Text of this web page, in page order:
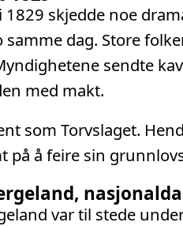
1829 skjedde noe
samme dag. Store
sendte
med makt.
som Torvslaget.
på å feire sin
var til stede